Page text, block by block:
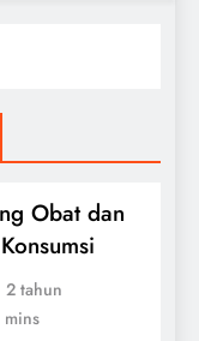
Obat dan
2 tahun
mins